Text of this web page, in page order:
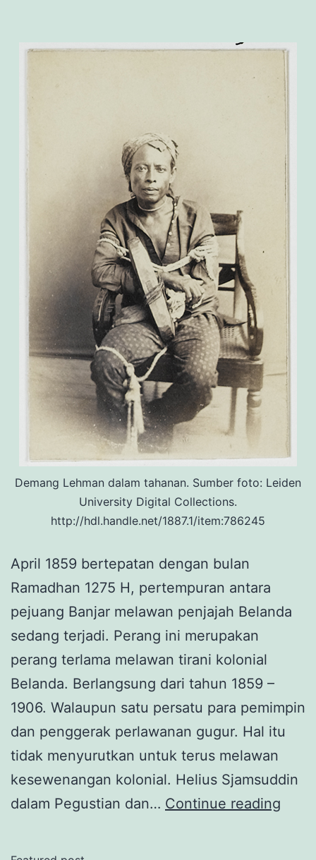
Demang Lehman dalam tahanan. Sumber foto: Leiden
University Digital Collections.
http://hdl.handle.net/1887.1/item:786245
April 1859 bertepatan dengan bulan
Ramadhan 1275 H, pertempuran antara
pejuang Banjar melawan penjajah Belanda
sedang terjadi. Perang ini merupakan
perang terlama melawan tirani kolonial
Belanda. Berlangsung dari tahun 1859 –
1906. Walaupun satu persatu para pemimpin
dan penggerak perlawanan gugur. Hal itu
tidak menyurutkan untuk terus melawan
kesewenangan kolonial. Helius Sjamsuddin
dalam Pegustian dan… Continue reading